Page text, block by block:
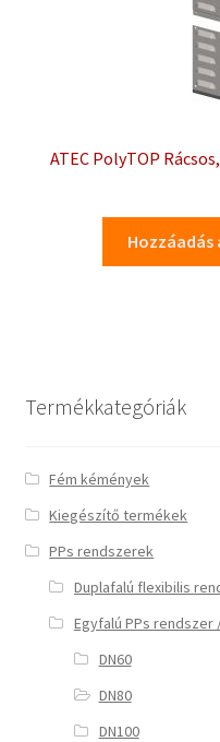
ATEC PolyTOP
Termékkategóriák
Fém kémények
Kiegészítő termékek
PPs rendszerek
Duplafalú flexibilis
Egyfalú PPs rendszer
DN60
DN80
DN100